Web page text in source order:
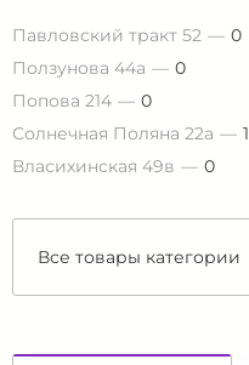
Павловский тракт 52
0
Ползунова 44а
0
Попова 214
0
Солнечная Поляна 22а
1
Власихинская 49в
0
Все товары категории